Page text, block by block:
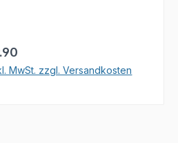
Preis:
MwSt. zzgl. Versandkosten